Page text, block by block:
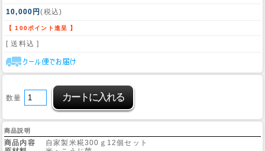
10,000円(税込)
【 100ポイント進呈 】
[ 送料込 ]
数量
商品説明
商品内容
自家製米糀300ｇ12個セット